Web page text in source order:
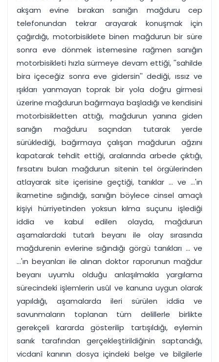
akşam evine bırakan sanığın mağduru cep
telefonundan tekrar arayarak konuşmak için
çağırdığı, motorbisiklete binen mağdurun bir süre
sonra eve dönmek istemesine rağmen sanığın
motorbisikleti hızla sürmeye devam ettiği, ''sahilde
bira içeceğiz sonra eve gidersin'' dediği, ıssız ve
ışıkları yanmayan toprak bir yola doğru girmesi
üzerine mağdurun bağırmaya başladığı ve kendisini
motorbisikletten attığı, mağdurun yanına giden
sanığın mağduru saçından tutarak yerde
sürüklediği, bağırmaya çalışan mağdurun ağzını
kapatarak tehdit ettiği, aralarında arbede çıktığı,
fırsatını bulan mağdurun sitenin tel örgülerinden
atlayarak site içerisine geçtiği, tanıklar ... ve ...'ın
ikametine sığındığı, sanığın böylece cinsel amaçlı
kişiyi hürriyetinden yoksun kılma suçunu işlediği
iddia ve kabul edilen olayda, mağdurun
aşamalardaki tutarlı beyanı ile olay sırasında
mağdurenin evlerine sığındığı görgü tanıkları ... ve
...'ın beyanları ile alınan doktor raporunun mağdur
beyanı uyumlu olduğu anlaşılmakla yargılama
sürecindeki işlemlerin usûl ve kanuna uygun olarak
yapıldığı, aşamalarda ileri sürülen iddia ve
savunmaların toplanan tüm delillerle birlikte
gerekçeli kararda gösterilip tartışıldığı, eylemin
sanık tarafından gerçekleştirildiğinin saptandığı,
vicdanî kanının dosya içindeki belge ve bilgilerle